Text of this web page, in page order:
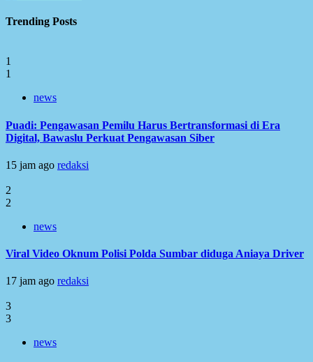
Trending Posts
1
1
news
Puadi: Pengawasan Pemilu Harus Bertransformasi di Era
Digital, Bawaslu Perkuat Pengawasan Siber
15 jam ago redaksi
2
2
news
Viral Video Oknum Polisi Polda Sumbar diduga Aniaya Driver
17 jam ago redaksi
3
3
news